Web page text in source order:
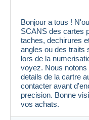
Bonjour a tous !
SCANS des cartes
taches, dechirures
angles ou des traits
lors de la
voyez. Nous
details de la cartre
contacter avant
precision. Bonne
vos achats.